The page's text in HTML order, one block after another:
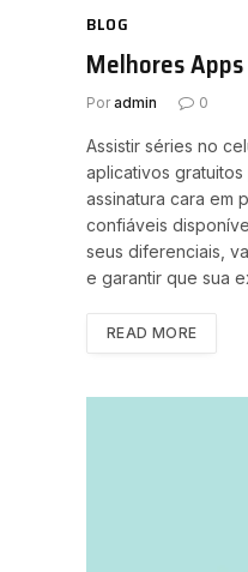
BLOG
Melhores
Por admin 0
Assistir séries no
aplicativos
assinatura cara em
confiáveis
seus diferenciais,
e garantir que sua
READ MORE